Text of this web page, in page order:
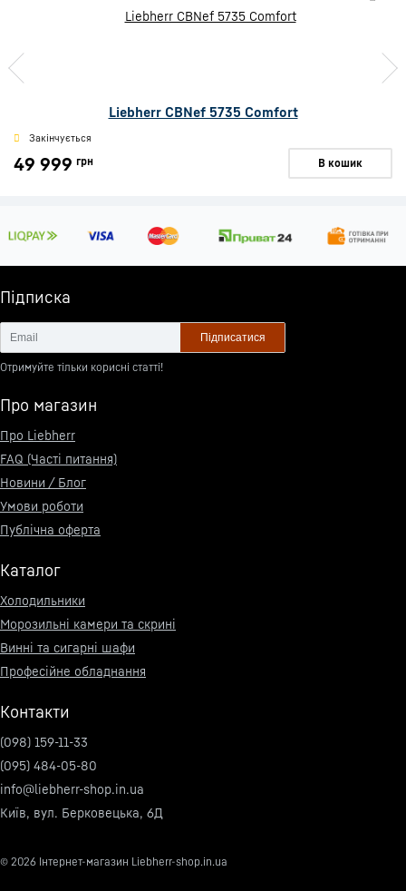
Liebherr CBNef 5735 Comfort
Закінчується
49 999 грн В кошик
Підписка
Підписатися
Отримуйте тільки корисні статті!
Про магазин
Про Liebherr
FAQ (Часті питання)
Новини / Блог
Умови роботи
Публічна оферта
Каталог
Холодильники
Морозильні камери та скрині
Винні та сигарні шафи
Професійне обладнання
Контакти
(098) 159-11-33
(095) 484-05-80
info@liebherr-shop.in.ua
Київ, вул. Берковецька, 6Д
© 2026 Інтернет-магазин Liebherr-shop.in.ua